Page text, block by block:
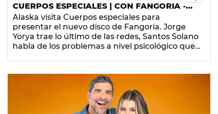
CUERPOS ESPECIALES | CON FANGORIA -
JUEVES 23 DE ABRIL DE 2026
Alaska visita Cuerpos especiales para
presentar el nuevo disco de Fangoria. Jorge
Yorya trae lo último de las redes, Santos Solano
habla de los problemas a nivel psicológico que
de los chicos malos.